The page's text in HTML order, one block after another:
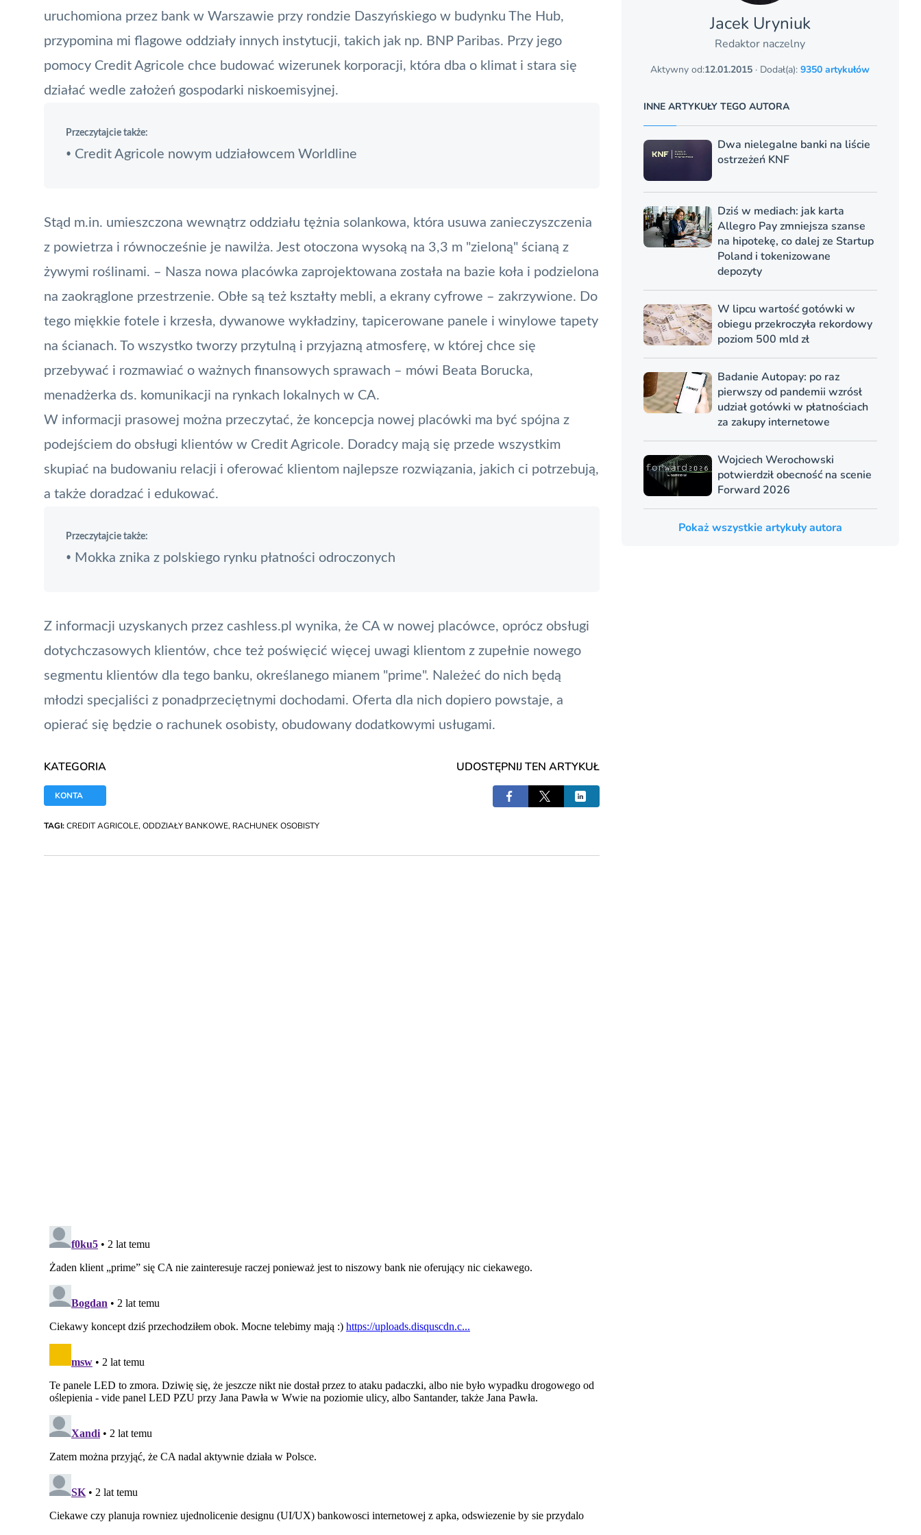
uruchomiona przez bank w Warszawie przy rondzie Daszyńskiego w budynku The Hub,
przypomina mi flagowe oddziały innych instytucji, takich jak np. BNP Paribas. Przy jego
pomocy Credit Agricole chce budować wizerunek korporacji, która dba o klimat i stara się
działać wedle założeń gospodarki niskoemisyjnej.
Przeczytajcie także:
• Credit Agricole nowym udziałowcem Worldline
Stąd m.in. umieszczona wewnątrz oddziału tężnia solankowa, która usuwa zanieczyszczenia
z powietrza i równocześnie je nawilża. Jest otoczona wysoką na 3,3 m "zieloną" ścianą z
żywymi roślinami. – Nasza nowa placówka zaprojektowana została na bazie koła i podzielona
na zaokrąglone przestrzenie. Obłe są też kształty mebli, a ekrany cyfrowe – zakrzywione. Do
tego miękkie fotele i krzesła, dywanowe wykładziny, tapicerowane panele i winylowe tapety
na ścianach. To wszystko tworzy przytulną i przyjazną atmosferę, w której chce się
przebywać i rozmawiać o ważnych finansowych sprawach – mówi Beata Borucka,
menadżerka ds. komunikacji na rynkach lokalnych w CA.
W informacji prasowej można przeczytać, że koncepcja nowej placówki ma być spójna z
podejściem do obsługi klientów w Credit Agricole. Doradcy mają się przede wszystkim
skupiać na budowaniu relacji i oferować klientom najlepsze rozwiązania, jakich ci potrzebują,
a także doradzać i edukować.
Przeczytajcie także:
• Mokka znika z polskiego rynku płatności odroczonych
Z informacji uzyskanych przez cashless.pl wynika, że CA w nowej placówce, oprócz obsługi
dotychczasowych klientów, chce też poświęcić więcej uwagi klientom z zupełnie nowego
segmentu klientów dla tego banku, określanego mianem "prime". Należeć do nich będą
młodzi specjaliści z ponadprzeciętnymi dochodami. Oferta dla nich dopiero powstaje, a
opierać się będzie o rachunek osobisty, obudowany dodatkowymi usługami.
KATEGORIA
KONTA
UDOSTĘPNIJ TEN ARTYKUŁ
TAGI:CREDIT AGRICOLE, ODDZIAŁY BANKOWE, RACHUNEK OSOBISTY
Jacek Uryniuk
Redaktor naczelny
Aktywny od:12.01.2015 · Dodał(a):9350 artykułów
INNE ARTYKUŁY TEGO AUTORA
Dwa nielegalne banki na liście
ostrzeżeń KNF
Dziś w mediach: jak karta
Allegro Pay zmniejsza szanse
na hipotekę, co dalej ze Startup
Poland i tokenizowane
depozyty
W lipcu wartość gotówki w
obiegu przekroczyła rekordowy
poziom 500 mld zł
Badanie Autopay: po raz
pierwszy od pandemii wzrósł
udział gotówki w płatnościach
za zakupy internetowe
Wojciech Werochowski
potwierdził obecność na scenie
Forward 2026
Pokaż wszystkie artykuły autora